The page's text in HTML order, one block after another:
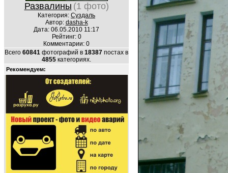
Развалины (1 фото)
Категория: Суздаль
Автор: dasha-k
Дата: 06.05.2010 11:17
Рейтинг: 0
Комментарии: 0
Всего 60841 фотографий в 18387 постах в
4855 категориях.
Рекомендуем: